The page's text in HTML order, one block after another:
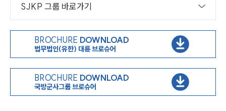
SJKP 그룹 바로가기
BROCHURE DOWNLOAD
법무법인(유한) 대륜 브로슈어
BROCHURE DOWNLOAD
국방군사그룹 브로슈어